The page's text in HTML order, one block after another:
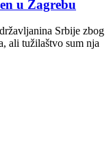
u Zagrebu
Srbije zbog
ali tužilaštvo sum nja